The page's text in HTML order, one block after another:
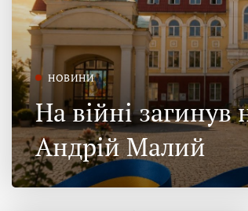
НОВИНИ
На війні
Андрій Малий